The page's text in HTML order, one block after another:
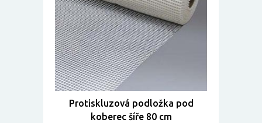
Protiskluzová podložka pod
koberec šíře 80 cm